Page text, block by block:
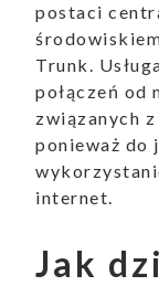
postaci
Trunk.
połączeń od
związanych
ponieważ do
internet.
Jak